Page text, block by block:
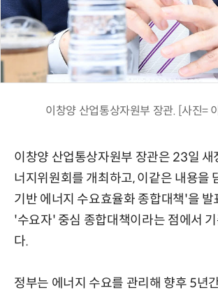
이창양 산업통상자원부 장관. [사진=
이창양 산업통상자원부 장관은 23일 새
너지위원회를 개최하고, 이같은 내용을
기반 에너지 수요효율화 종합대책'을 발
'수요자' 중심 종합대책이라는 점에서
다.
정부는 에너지 수요를 관리해 향후 5년